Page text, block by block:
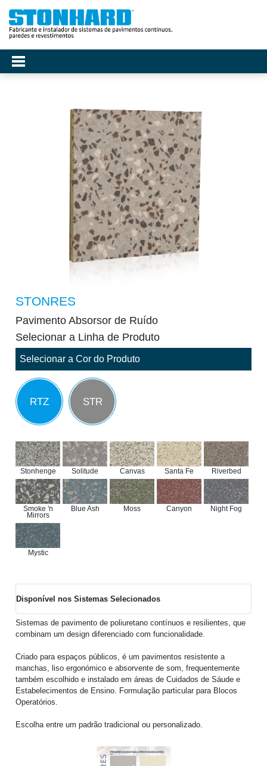
STONRES
Pavimento Absorsor de Ruído
Selecionar a Linha de Produto
Selecionar a Cor do Produto
RTZ STR
Stonhenge Solitude Canvas Santa Fe Riverbed
Smoke 'n
Mirrors
Blue Ash Moss Canyon Night Fog
Mystic
Disponível nos Sistemas Selecionados
Sistemas de pavimento de poliuretano contínuos e resilientes, que
combinam um design diferenciado com funcionalidade.
Criado para espaços públicos, é um pavimentos resistente a
manchas, liso ergonómico e absorvente de som, frequentemente
também escolhido e instalado em áreas de Cuidados de Sáude e
Estabelecimentos de Ensino. Formulação particular para Blocos
Operatórios.
Escolha entre um padrão tradicional ou personalizado.